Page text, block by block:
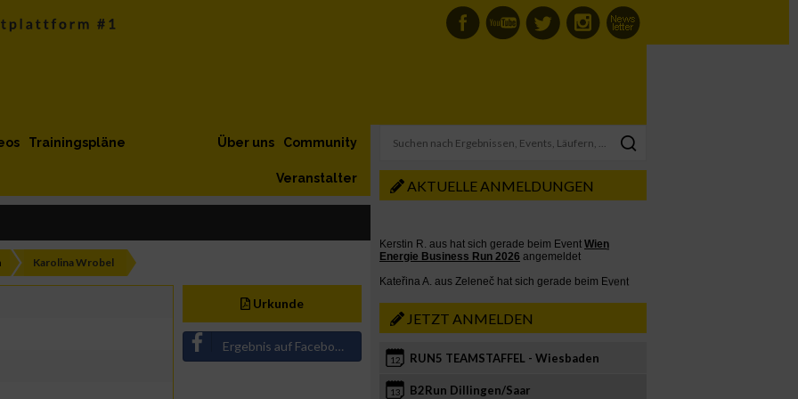
Trainingspläne Community
Über uns
Veranstalter
Karolina Wrobel
Urkunde
Ergebnis auf Facebook teilen
AKTUELLE ANMELDUNGEN
JETZT ANMELDEN
12 RUN5 TEAMSTAFFEL - Wiesbaden
13 B2Run Dillingen/Saar